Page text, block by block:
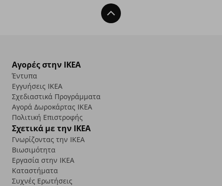
Back To Top
Αγορές στην IKEA
Έντυπα
Εγγυήσεις IKEA
Σχεδιαστικά Προγράμματα
Αγορά Δωρoκάρτας IKEA
Πολιτική Επιστροφής
Σχετικά με την IKEA
Γνωρίζοντας την IKEA
Βιωσιμότητα
Εργασία στην IKEA
Καταστήματα
Συχνές Ερωτήσεις